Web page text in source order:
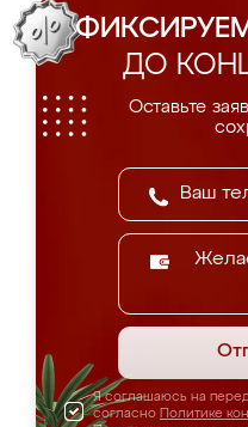
ДО
Оставьте
Я соглашаюсь на
согласно Политике